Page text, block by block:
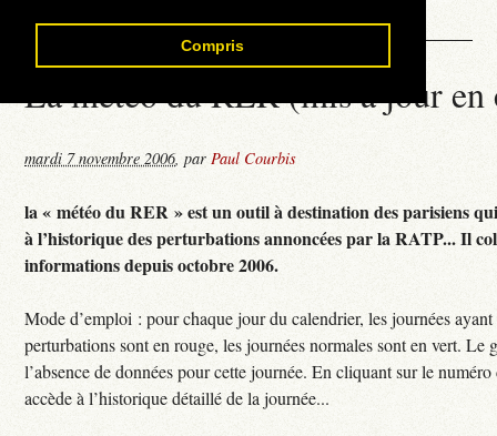
Compris
Contact
La météo du RER (mis à jour
mardi 7 novembre 2006,parPaul Courbis
la « météo du RER » est un outil à destination des parisiens
à l’historique des perturbations annoncées par la RATP... Il
informations depuis octobre 2006.
Mode d’emploi : pour chaque jour du calendrier, les journées
perturbations sont en rouge, les journées normales sont en vert. Le
l’absence de données pour cette journée. En cliquant sur le
accède à l’historique détaillé de la journée...